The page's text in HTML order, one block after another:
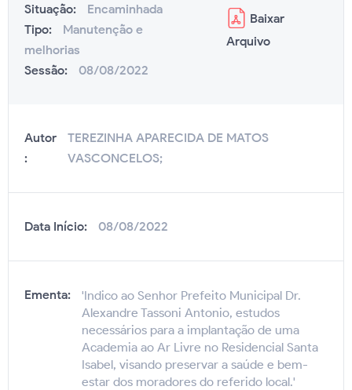
Situação:
Encaminhada
Tipo:
Manutenção e
melhorias
Sessão:
08/08/2022
Baixar
Arquivo
Autor
:
TEREZINHA APARECIDA DE MATOS
VASCONCELOS;
Data Início: 08/08/2022
Ementa:
'Indico ao Senhor Prefeito Municipal Dr.
Alexandre Tassoni Antonio, estudos
necessários para a implantação de uma
Academia ao Ar Livre no Residencial Santa
Isabel, visando preservar a saúde e bem-
estar dos moradores do referido local.'